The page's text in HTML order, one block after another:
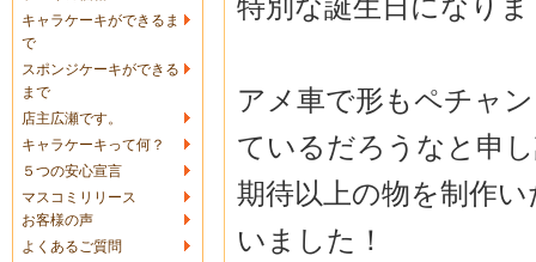
キャラケーキができるま
で
スポンジケーキができる
まで
店主広瀬です。
キャラケーキって何？
５つの安心宣言
マスコミリリース
お客様の声
よくあるご質問
アメ車で形もペチャ
ているだろうなと申
期待以上の物を制作
いました！